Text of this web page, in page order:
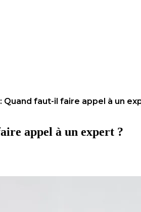
faut-il faire appel à un
appel à un expert ?